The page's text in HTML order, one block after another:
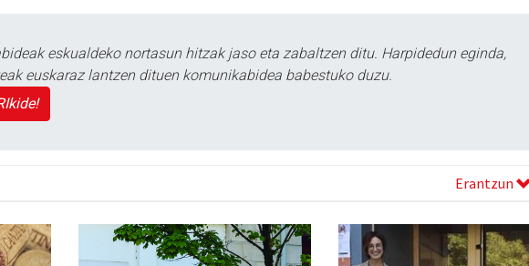
eskualdeko nortasun hitzak jaso eta zabaltzen ditu. Harpidedun eginda,
euskaraz lantzen dituen komunikabidea babestuko duzu.
Erantzun